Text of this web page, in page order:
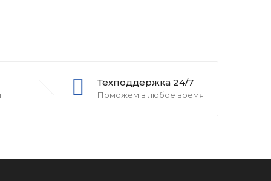
Техподдержка 24/7
Поможем в любое время